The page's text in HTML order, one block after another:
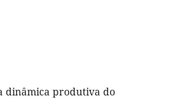
dinâmica produtiva do